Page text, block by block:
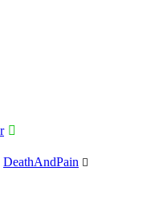
DeathAndPain